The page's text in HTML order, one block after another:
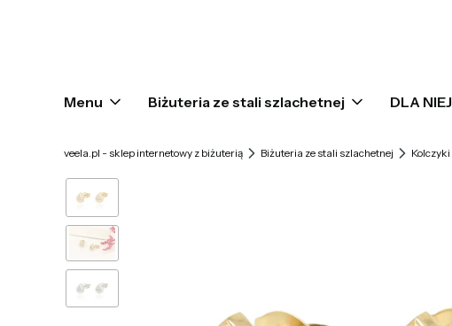
Menu Biżuteria ze stali szlachetnej DLA NIEJ
veela.pl - sklep internetowy z biżuterią Biżuteria ze stali szlachetnej Kolczyki